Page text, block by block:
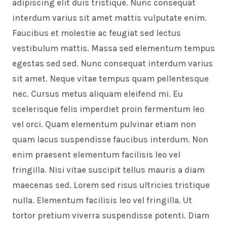
adipiscing elit duis tristique. Nunc consequat
interdum varius sit amet mattis vulputate enim.
Faucibus et molestie ac feugiat sed lectus
vestibulum mattis. Massa sed elementum tempus
egestas sed sed. Nunc consequat interdum varius
sit amet. Neque vitae tempus quam pellentesque
nec. Cursus metus aliquam eleifend mi. Eu
scelerisque felis imperdiet proin fermentum leo
vel orci. Quam elementum pulvinar etiam non
quam lacus suspendisse faucibus interdum. Non
enim praesent elementum facilisis leo vel
fringilla. Nisi vitae suscipit tellus mauris a diam
maecenas sed. Lorem sed risus ultricies tristique
nulla. Elementum facilisis leo vel fringilla. Ut
tortor pretium viverra suspendisse potenti. Diam